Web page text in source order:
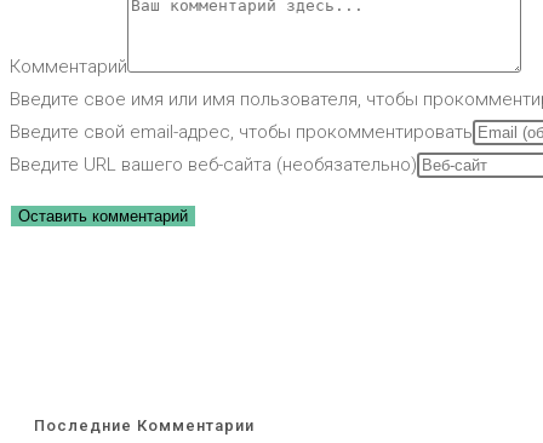
Комментарий
Введите свое имя или имя пользователя, чтобы
Введите свой email-адрес, чтобы прокомментировать
Введите URL вашего веб-сайта (необязательно)
Последние Комментарии